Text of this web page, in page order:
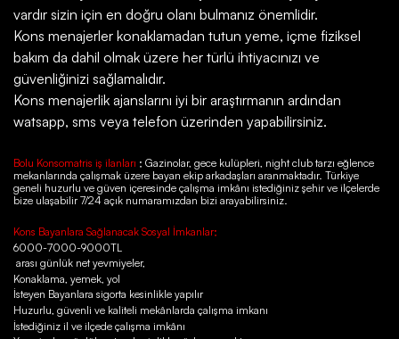
vardır sizin için en doğru olanı bulmanız önemlidir.
Kons menajerler konaklamadan tutun yeme, içme fiziksel
bakım da dahil olmak üzere her türlü ihtiyacınızı ve
güvenliğinizi sağlamalıdır.
Kons menajerlik ajanslarını iyi bir araştırmanın ardından
watsapp, sms veya telefon üzerinden yapabilirsiniz.
Bolu Konsomatris iş ilanları ; Gazinolar, gece kulüpleri, night club tarzı eğlence
mekanlarında çalışmak üzere bayan ekip arkadaşları aranmaktadır. Türkiye
geneli huzurlu ve güven içeresinde çalışma imkânı istediğiniz şehir ve ilçelerde
bize ulaşabilir 7/24 açık numaramızdan bizi arayabilirsiniz.
Kons Bayanlara Sağlanacak Sosyal İmkanlar;
6000-7000-9000TL
arası günlük net yevmiyeler,
Konaklama, yemek, yol
İsteyen Bayanlara sigorta kesinlikle yapılır
Huzurlu, güvenli ve kaliteli mekânlarda çalışma imkanı
İstediğiniz il ve ilçede çalışma imkânı